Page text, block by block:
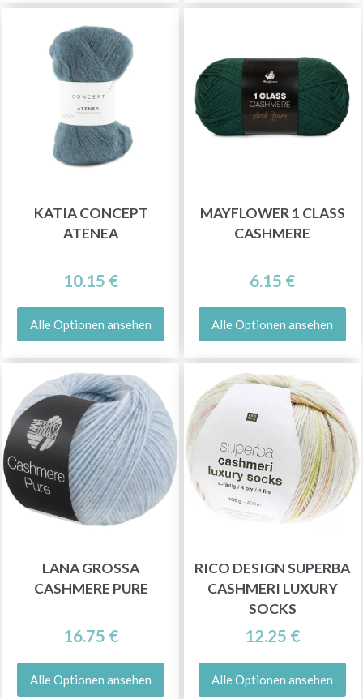
KATIA CONCEPT
ATENEA
10.15 €
Alle Optionen ansehen
MAYFLOWER 1 CLASS
CASHMERE
6.15 €
Alle Optionen ansehen
LANA GROSSA
CASHMERE PURE
16.75 €
Alle Optionen ansehen
RICO DESIGN SUPERBA
CASHMERI LUXURY
SOCKS
12.25 €
Alle Optionen ansehen